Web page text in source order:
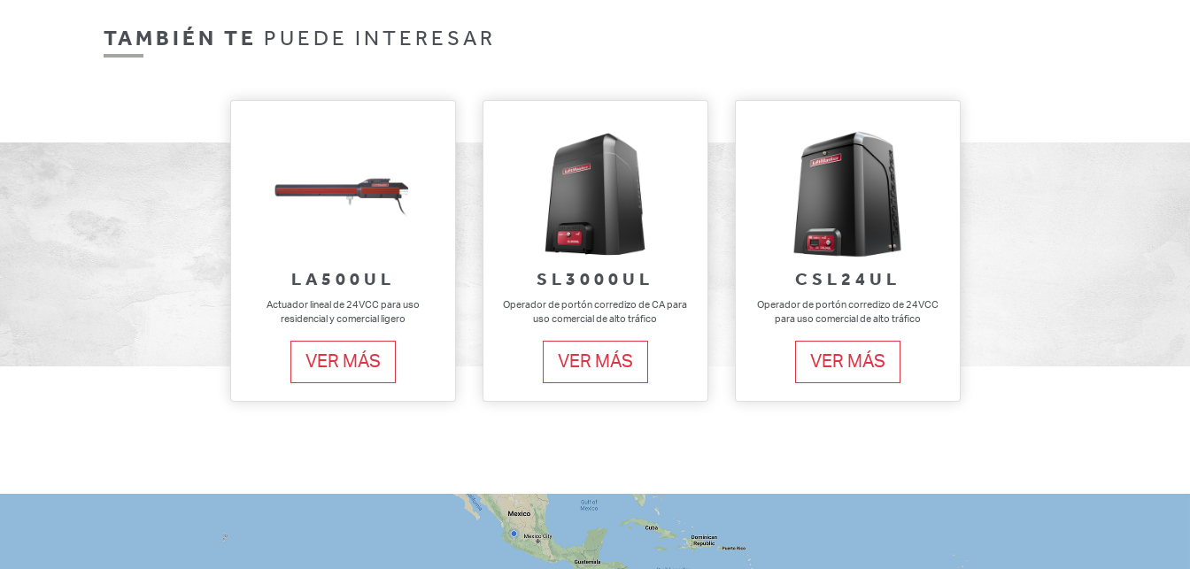
TAMBIÉN TE PUEDE INTERESAR
LA500UL
Actuador lineal de 24VCC para uso
residencial y comercial ligero
VER MÁS
SL3000UL
Operador de portón corredizo de CA para
uso comercial de alto tráfico
VER MÁS
CSL24UL
Operador de portón corredizo de 24VCC
para uso comercial de alto tráfico
VER MÁS